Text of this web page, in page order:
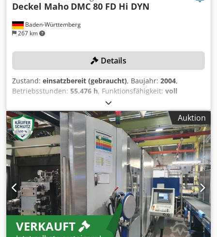
Baden-Württemberg
267 km
Deckel Maho DMC 80 FD Hi DYN
Details
Zustand: einsatzbereit (gebraucht), Baujahr: 2004,
Betriebsstunden: 55.476 h, Funktionsfähigkeit: voll
, Verfahrweg X-Achse:
Y-Achse:700 mm, Verfahrweg Z-Achse:600 mm,
Steuerungsmodell:HEIDENHAIN Mill Plus IT,
Spindeldrehzahl (max.):
12.000 U/min, Neue Motorspindel
in 2012 TECHNISCHE DETAILS Verfahrweg X-Achse: 800 mm
Verfahrweg Y-Achse: 700 mm Verfahrweg Z-Achse: 600 mm
Motorspindel Drehzahl: 12.000 U/min Werkzeugaufnahme:
HSK-A 63 Werkzeugmagazin Plätze: 120 Dcsdpfxsx Sqr Ie
Agvsk Tisch-Drehzahl: 500 U/min Drehmoment: 1692 Nm
Tischdurchmesser: Ø 800 + 630 mm Belastungsgrenze: 800
kg MASCHINEN-DETAILS Steuerung: HEIDENHAIN Mill Plus
IT Spindelstunden: 55.476 h AUSSTATTUNG
Universalfräskopf mit gesteuerter B-Achse 2 Paletten 800
mm x 630 mm Plattenwechsler Rotierende Sichtscheibe
Auktion
VERKAUFT